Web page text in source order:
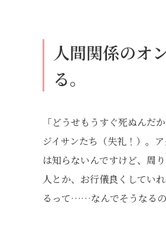
人間関係のオ
る。
「どうせもうすぐ死ぬんだ
ジイサンたち（失礼！）。
は知らないんですけど、周
人とか、お行儀良くしてい
るって……なんでそうなるの